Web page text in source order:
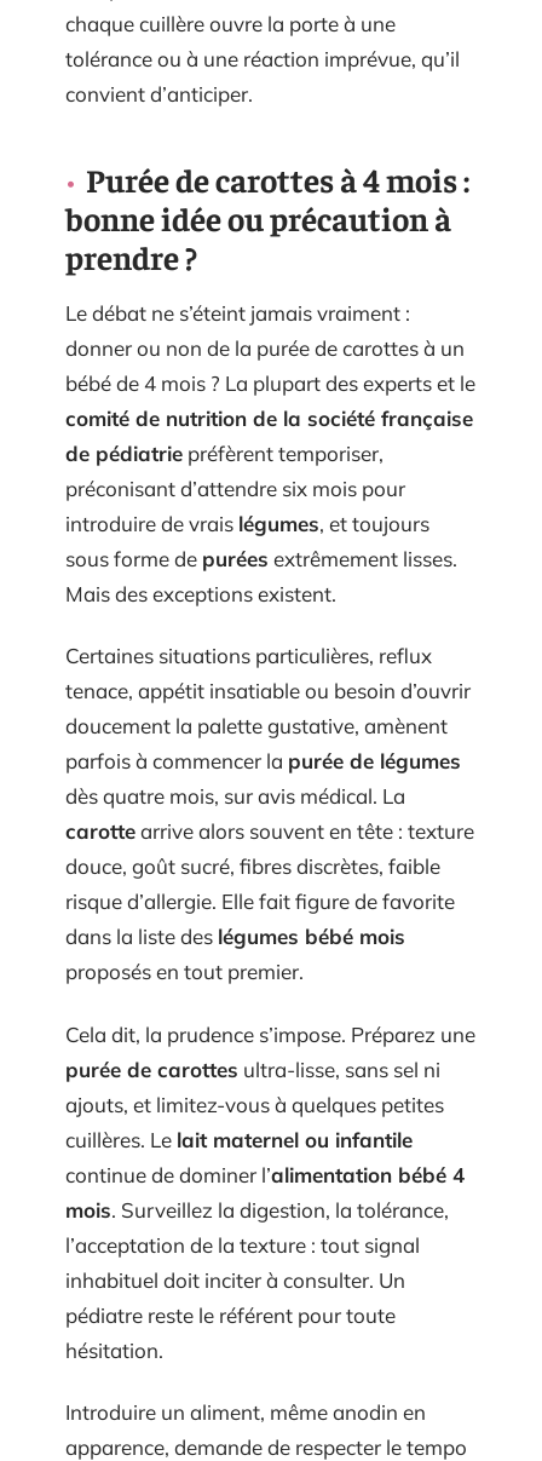
chaque cuillère ouvre la porte à une
tolérance ou à une réaction imprévue, qu’il
convient d’anticiper.
Purée de carottes à 4 mois :
bonne idée ou précaution à
prendre ?
Le débat ne s’éteint jamais vraiment :
donner ou non de la purée de carottes à un
bébé de 4 mois ? La plupart des experts et le
comité de nutrition de la société française
de pédiatrie préfèrent temporiser,
préconisant d’attendre six mois pour
introduire de vrais légumes, et toujours
sous forme de purées extrêmement lisses.
Mais des exceptions existent.
Certaines situations particulières, reflux
tenace, appétit insatiable ou besoin d’ouvrir
doucement la palette gustative, amènent
parfois à commencer la purée de légumes
dès quatre mois, sur avis médical. La
carottearrive alors souvent en tête : texture
douce, goût sucré, fibres discrètes, faible
risque d’allergie. Elle fait figure de favorite
dans la liste des légumes bébé mois
proposés en tout premier.
Cela dit, la prudence s’impose. Préparez une
purée de carottes ultra-lisse, sans sel ni
ajouts, et limitez-vous à quelques petites
cuillères. Le lait maternel ou infantile
continue de dominer l’alimentation bébé 4
mois. Surveillez la digestion, la tolérance,
l’acceptation de la texture : tout signal
inhabituel doit inciter à consulter. Un
pédiatre reste le référent pour toute
hésitation.
Introduire un aliment, même anodin en
apparence, demande de respecter le tempo